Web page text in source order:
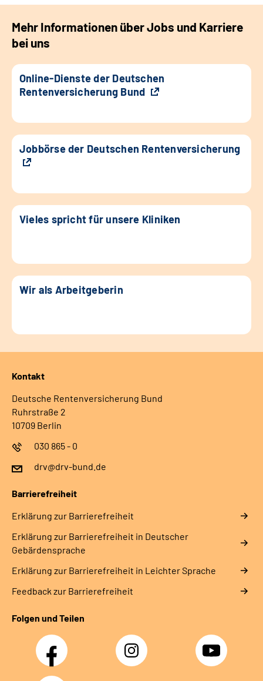
Mehr Informationen über Jobs und Karriere
bei uns
Online-Dienste der Deutschen
Rentenversicherung Bund
Jobbörse der Deutschen Rentenversicherung
Vieles spricht für unsere Kliniken
Wir als Arbeitgeberin
Kontakt
Deutsche Rentenversicherung Bund
Ruhrstraße 2
10709 Berlin
030 865 - 0
drv@drv-bund.de
Barrierefreiheit
Erklärung zur Barrierefreiheit
Erklärung zur Barrierefreiheit in Deutscher
Gebärdensprache
Erklärung zur Barrierefreiheit in Leichter Sprache
Feedback zur Barrierefreiheit
Folgen und Teilen
Facebook Instagram YouTube